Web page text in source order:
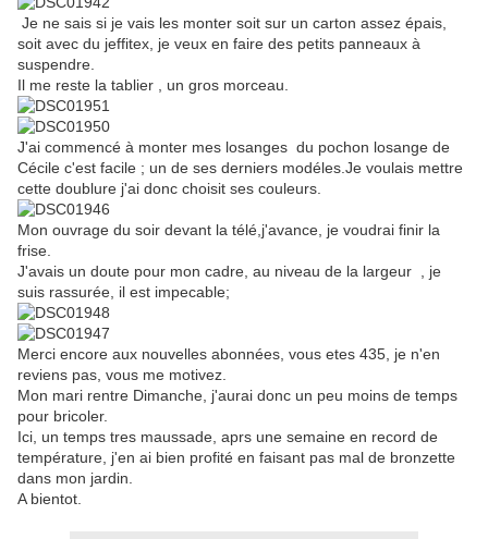
Je ne sais si je vais les monter soit sur un carton assez épais,
soit avec du jeffitex, je veux en faire des petits panneaux à
suspendre.
Il me reste la tablier , un gros morceau.
J'ai commencé à monter mes losanges du pochon losange de
Cécile c'est facile ; un de ses derniers modéles.Je voulais mettre
cette doublure j'ai donc choisit ses couleurs.
Mon ouvrage du soir devant la télé,j'avance, je voudrai finir la
frise.
J'avais un doute pour mon cadre, au niveau de la largeur , je
suis rassurée, il est impecable;
Merci encore aux nouvelles abonnées, vous etes 435, je n'en
reviens pas, vous me motivez.
Mon mari rentre Dimanche, j'aurai donc un peu moins de temps
pour bricoler.
Ici, un temps tres maussade, aprs une semaine en record de
température, j'en ai bien profité en faisant pas mal de bronzette
dans mon jardin.
A bientot.